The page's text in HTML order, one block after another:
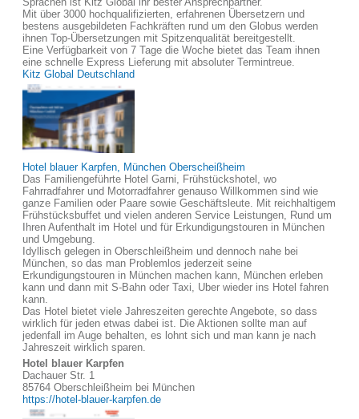
Mit über 3000 hochqualifizierten, erfahrenen Übersetzern und
bestens ausgebildeten Fachkräften rund um den Globus werden
ihnen Top-Übersetzungen mit Spitzenqualität bereitgestellt.
Eine Verfügbarkeit von 7 Tage die Woche bietet das Team ihnen
eine schnelle Express Lieferung mit absoluter Termintreue.
Kitz Global Deutschland
Hotel blauer Karpfen, München Oberscheißheim
Das Familiengeführte Hotel Garni, Frühstückshotel, wo
Fahrradfahrer und Motorradfahrer genauso Willkommen sind wie
ganze Familien oder Paare sowie Geschäftsleute. Mit reichhaltigem
Frühstücksbuffet und vielen anderen Service Leistungen, Rund um
Ihren Aufenthalt im Hotel und für Erkundigungstouren in München
und Umgebung.
Idyllisch gelegen in Oberschleißheim und dennoch nahe bei
München, so das man Problemlos jederzeit seine
Erkundigungstouren in München machen kann, München erleben
kann und dann mit S-Bahn oder Taxi, Uber wieder ins Hotel fahren
kann.
Das Hotel bietet viele Jahreszeiten gerechte Angebote, so dass
wirklich für jeden etwas dabei ist. Die Aktionen sollte man auf
jedenfall im Auge behalten, es lohnt sich und man kann je nach
Jahreszeit wirklich sparen.
Hotel blauer Karpfen
Dachauer Str. 1
85764 Oberschleißheim bei München
https://hotel-blauer-karpfen.de